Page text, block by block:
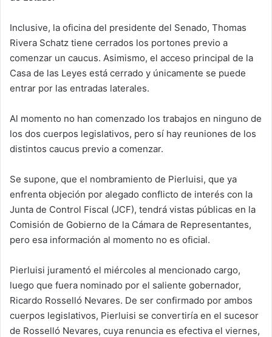
Inclusive, la oficina del presidente del Senado, Thomas
Rivera Schatz tiene cerrados los portones previo a
comenzar un caucus. Asimismo, el acceso principal de la
Casa de las Leyes está cerrado y únicamente se puede
entrar por las entradas laterales.
Al momento no han comenzado los trabajos en ninguno de
los dos cuerpos legislativos, pero sí hay reuniones de los
distintos caucus previo a comenzar.
Se supone, que el nombramiento de Pierluisi, que ya
enfrenta objeción por alegado conflicto de interés con la
Junta de Control Fiscal (JCF), tendrá vistas públicas en la
Comisión de Gobierno de la Cámara de Representantes,
pero esa información al momento no es oficial.
Pierluisi juramentó el miércoles al mencionado cargo,
luego que fuera nominado por el saliente gobernador,
Ricardo Rosselló Nevares. De ser confirmado por ambos
cuerpos legislativos, Pierluisi se convertiría en el sucesor
de Rosselló Nevares, cuya renuncia es efectiva el viernes,